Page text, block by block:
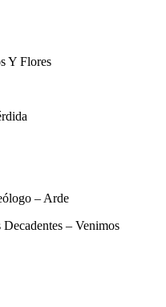
Y Flores
– Arde
– Venimos